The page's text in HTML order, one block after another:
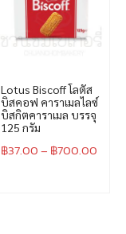
Lotus Biscoff โลตัส
บิสคอฟ คาราเมลไลซ์
บิสกิตคาราเมล บรรจุ
125 กรัม
฿37.00– ฿700.00